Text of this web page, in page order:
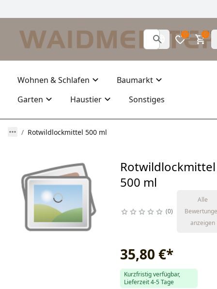
0 0
Wohnen & Schlafen
Baumarkt
Garten
Haustier Sonstiges
Rotwildlockmittel 500 ml
Rotwildlockmittel
500 ml
0
Alle
anzeigen
35,80 €*
Kurzfristig verfügbar,
Lieferzeit 4-5 Tage